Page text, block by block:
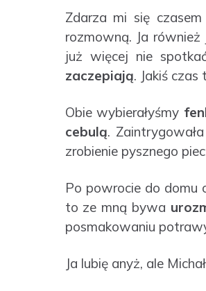
Zdarza mi się
rozmowną. Ja również
już więcej nie
zaczepiają. Jakiś czas
Obie wybierałyśmy
cebulą.
zrobienie pysznego
Po powrocie do domu
to ze mną bywa
posmakowaniu
Ja lubię anyż, ale